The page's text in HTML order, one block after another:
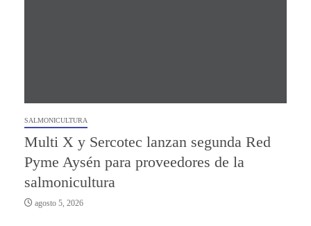
SALMONICULTURA
Multi X y Sercotec lanzan segunda Red
Pyme Aysén para proveedores de la
salmonicultura
agosto 5, 2026